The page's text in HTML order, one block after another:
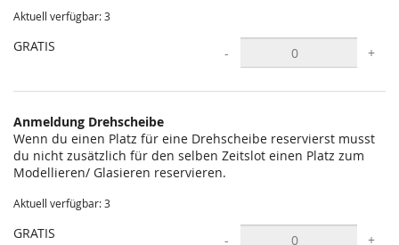
Aktuell verfügbar: 3
GRATIS - +
Anmeldung Drehscheibe
Wenn du einen Platz für eine Drehscheibe reservierst musst
du nicht zusätzlich für den selben Zeitslot einen Platz zum
Modellieren/ Glasieren reservieren.
Aktuell verfügbar: 3
GRATIS - +